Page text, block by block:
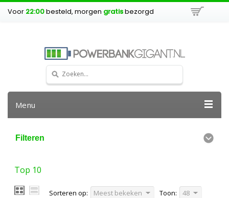
Voor 22:00besteld, morgen gratisbezorgd
Menu
Filteren
Top 10
Sorteren op: Meest bekeken Toon: 48